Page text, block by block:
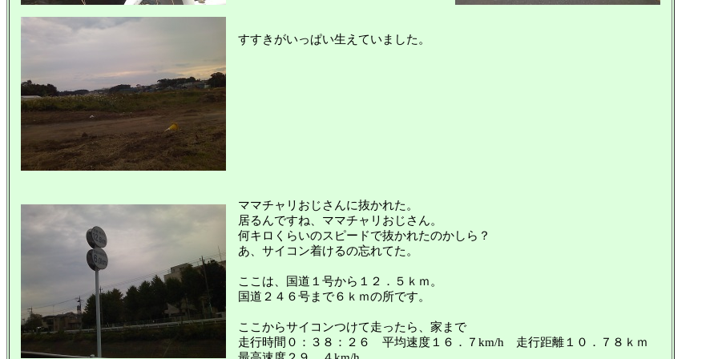
すすきがいっぱい生えていました。
ママチャリおじさんに抜かれた。
居るんですね、ママチャリおじさん。
何キロくらいのスピードで抜かれたのかしら？
あ、サイコン着けるの忘れてた。
ここは、国道１号から１２．５ｋｍ。
国道２４６号まで６ｋｍの所です。
ここからサイコンつけて走ったら、家まで
走行時間０：３８：２６ 平均速度１６．７km/h 走行距離１０．７８ｋｍ